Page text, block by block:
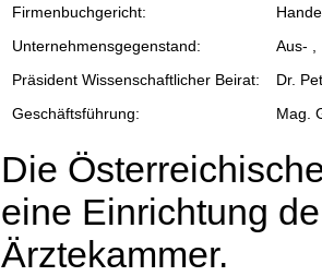
Firmenbuchgericht:
Unternehmensgegenstand:
Aus- ,
Präsident Wissenschaftlicher Beirat:
Dr.
Geschäftsführung:
Mag.
Die
eine Einrichtung
Ärztekammer.